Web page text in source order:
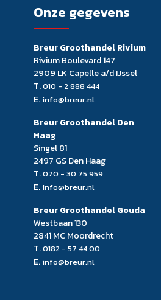
Onze gegevens
Breur Groothandel Rivium
Rivium Boulevard 147
2909 LK Capelle a/d IJssel
T.010 - 2 888 444
E. info@breur.nl
Breur Groothandel Den
Haag
Singel 81
2497 GS Den Haag
T.070 - 30 75 959
E. info@breur.nl
Breur Groothandel Gouda
Westbaan 130
2841 MC Moordrecht
T.0182 - 57 44 00
E. info@breur.nl